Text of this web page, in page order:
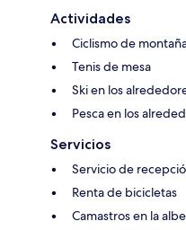
Actividades
Ciclismo de
Tenis de mesa
Ski en los
Pesca en los
Servicios
Servicio de
Renta de bicicletas
Camastros en la